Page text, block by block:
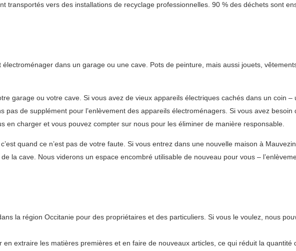
transportés vers des installations de recyclage professionnelles. 90 % des déchets sont
dans un garage ou une cave. Pots de peinture, mais aussi jouets,
garage ou votre cave. Si vous avez de vieux appareils électriques cachés dans un coin
de supplément pour l’enlèvement des appareils électroménagers. Si vous avez besoin
charger et vous pouvez compter sur nous pour les éliminer de manière responsable.
quand ce n’est pas de votre faute. Si vous entrez dans une nouvelle maison à
la cave. Nous viderons un espace encombré utilisable de nouveau pour vous –
la région Occitanie pour des propriétaires et des particuliers. Si vous le voulez, nous
extraire les matières premières et en faire de nouveaux articles, ce qui réduit la quantité